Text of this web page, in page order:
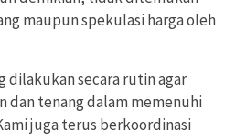
maupun spekulasi harga oleh
dilakukan secara rutin agar
dan tenang dalam memenuhi
juga terus berkoordinasi